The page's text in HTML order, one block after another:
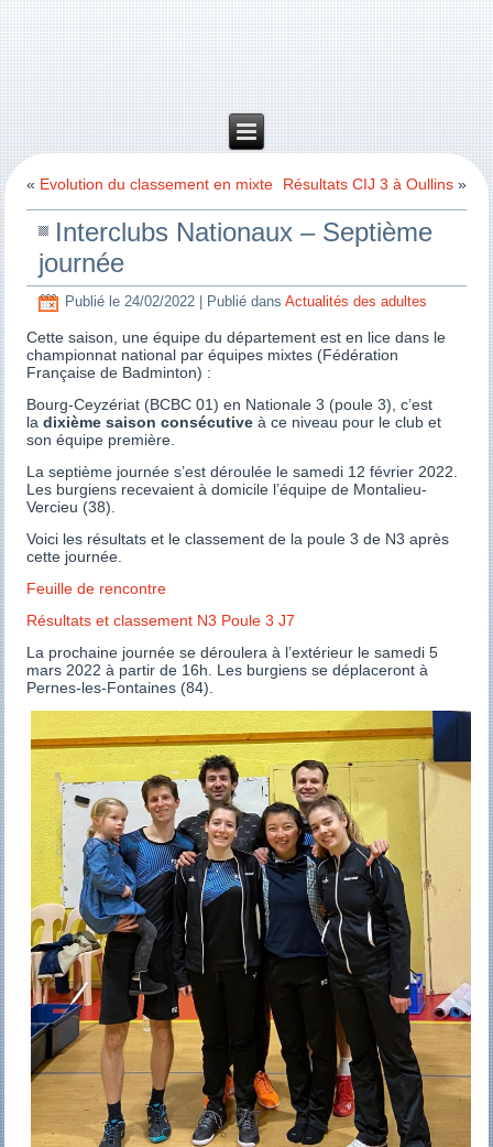
« Evolution du classement en mixte Résultats CIJ 3 à Oullins»
Interclubs Nationaux – Septième
journée
Publié le 24/02/2022 Publié dans Actualités des adultes
Cette saison, une équipe du département est en lice dans le
championnat national par équipes mixtes (Fédération
Française de Badminton) :
Bourg-Ceyzériat (BCBC 01) en Nationale 3 (poule 3), c’est
ladixième saison consécutive à ce niveau pour le club et
son équipe première.
La septième journée s’est déroulée le samedi 12 février 2022.
Les burgiens recevaient à domicile l’équipe de Montalieu-
Vercieu (38).
Voici les résultats et le classement de la poule 3 de N3 après
cette journée.
Feuille de rencontre
Résultats et classement N3 Poule 3 J7
La prochaine journée se déroulera à l’extérieur le samedi 5
mars 2022 à partir de 16h. Les burgiens se déplaceront à
Pernes-les-Fontaines (84).